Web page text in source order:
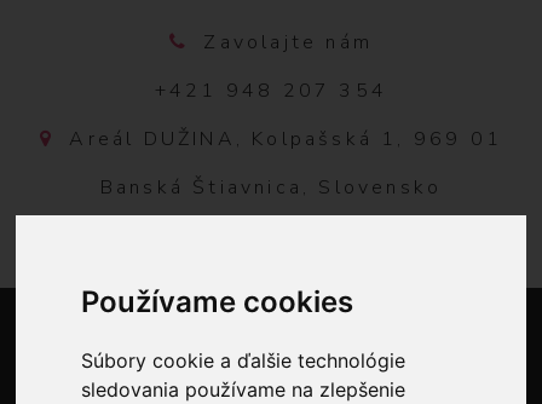
Používame cookies
Súbory cookie a ďalšie technológie
sledovania používame na zlepšenie
Zavolajte nám
+421 948 207 354
Areál DUŽINA, Kolpašská 1, 969 01
Banská Štiavnica, Slovensko